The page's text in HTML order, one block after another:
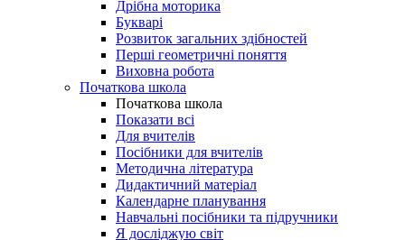
Дрібна моторика
Букварі
Розвиток загальних здібностей
Перші геометричні поняття
Виховна робота
Початкова школа
Початкова школа
Показати всі
Для вчителів
Посібники для вчителів
Методична література
Дидактичний матеріал
Календарне планування
Навчальні посібники та підручники
Я досліджую світ